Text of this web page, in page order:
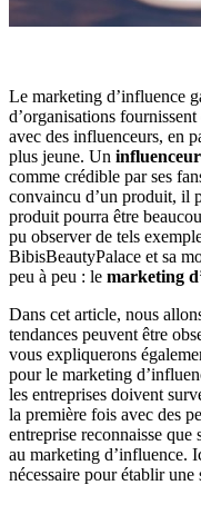
Le marketing d’influence
d’organisations
avec des influenceurs, en
plus jeune. Un influenceur
comme crédible par ses
convaincu d’un produit, il
produit pourra être
pu observer de tels
BibisBeautyPalace et sa
peu à peu : le marketing
Dans cet article, nous
tendances peuvent être
vous expliquerons
pour le marketing
les entreprises doivent
la première fois avec des
entreprise reconnaisse
au marketing d’influence.
nécessaire pour établir une